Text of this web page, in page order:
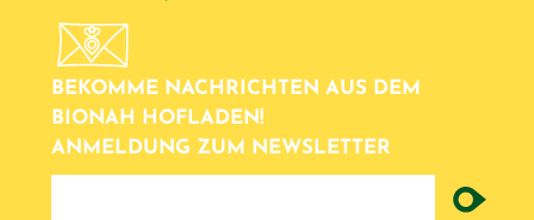
BEKOMME NACHRICHTEN AUS DEM
BIONAH HOFLADEN!
ANMELDUNG ZUM NEWSLETTER
newsletter